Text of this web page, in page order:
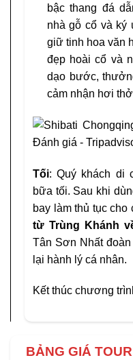
bậc thang đá
nhà gỗ cổ và
giữ tinh hoa văn
đẹp hoài cổ và
dạo bước,
cảm nhận hơi
Tối: Quý khách di
bữa tối. Sau khi
bay làm thủ tục cho
từ Trùng Khánh
Tân Sơn Nhất
lại hành lý cá nhân.
Kết thúc chương
BẢNG GIÁ